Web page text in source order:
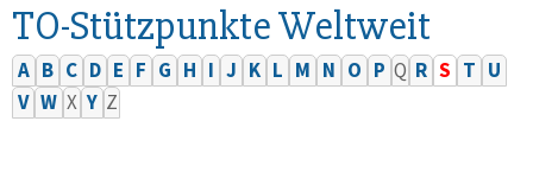
TO-Stützpunkte Weltweit
A B C D E F G H I J K L M N O P Q R S T U
V W X Y Z